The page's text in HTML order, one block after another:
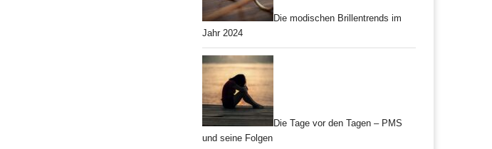
Die modischen Brillentrends im
Jahr 2024
Die Tage vor den Tagen – PMS
und seine Folgen